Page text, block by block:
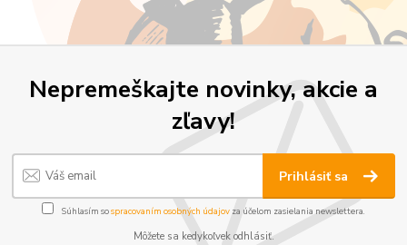
Nepremeškajte novinky, akcie a
zľavy!
Prihlásiť sa
Súhlasím sospracovaním osobných údajov za účelom zasielania newslettera.
Môžete sa kedykoľvek odhlásiť.